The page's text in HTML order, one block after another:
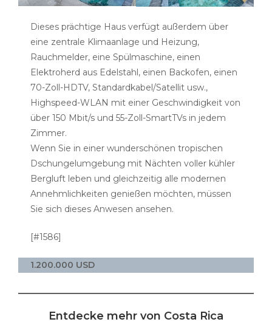
Dieses prächtige Haus verfügt außerdem über
eine zentrale Klimaanlage und Heizung,
Rauchmelder, eine Spülmaschine, einen
Elektroherd aus Edelstahl, einen Backofen, einen
70-Zoll-HDTV, Standardkabel/Satellit usw.,
Highspeed-WLAN mit einer Geschwindigkeit von
über 150 Mbit/s und 55-Zoll-SmartTVs in jedem
Zimmer.
Wenn Sie in einer wunderschönen tropischen
Dschungelumgebung mit Nächten voller kühler
Bergluft leben und gleichzeitig alle modernen
Annehmlichkeiten genießen möchten, müssen
Sie sich dieses Anwesen ansehen.
[#1586]
1.200.000 USD
Entdecke mehr von Costa Rica